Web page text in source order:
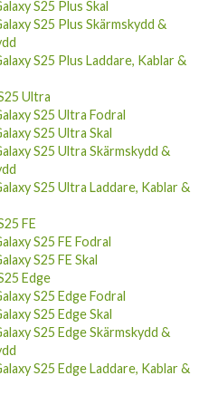
S25 Plus Skal
S25 Plus Skärmskydd &
S25 Plus Laddare, Kablar &
Ultra
S25 Ultra Fodral
S25 Ultra Skal
S25 Ultra Skärmskydd &
S25 Ultra Laddare, Kablar &
FE
S25 FE Fodral
S25 FE Skal
Edge
S25 Edge Fodral
S25 Edge Skal
S25 Edge Skärmskydd &
S25 Edge Laddare, Kablar &